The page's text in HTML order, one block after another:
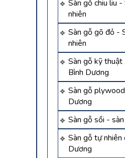
Sàn gỗ chiu liu
nhiên
Sàn gỗ gõ đỏ -
nhiên
Sàn gỗ kỹ
Bình Dương
Sàn gỗ
Dương
Sàn gỗ sồi -
Sàn gỗ tự nhiên
Dương